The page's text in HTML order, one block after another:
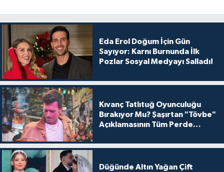
Eda Erol Doğum İçin Gün
Sayıyor: Karnı Burnunda İlk
Pozlar Sosyal Medyayı Salladı!
Kıvanç Tatlıtuğ Oyunculuğu
Bırakıyor Mu? Şaşırtan "Tövbe"
Açıklamasının Tüm Perde
Düğünde Altın Yağan Çift